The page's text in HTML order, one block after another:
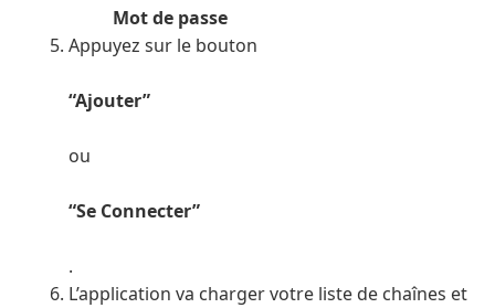
Mot de passe
Appuyez sur le bouton
“Ajouter”
ou
“Se Connecter”
.
L’application va charger votre liste de chaînes et